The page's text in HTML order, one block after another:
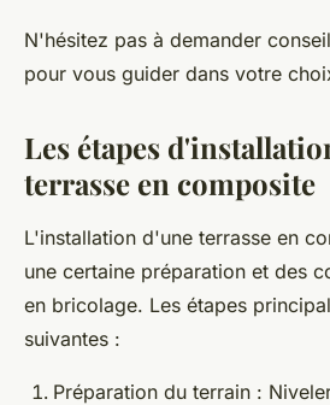
N'hésitez pas à demander
pour vous guider dans votre
Les étapes
terrasse en composite
L'installation d'une terrasse en
une certaine préparation et des
en bricolage. Les étapes
suivantes :
Préparation du terrain :